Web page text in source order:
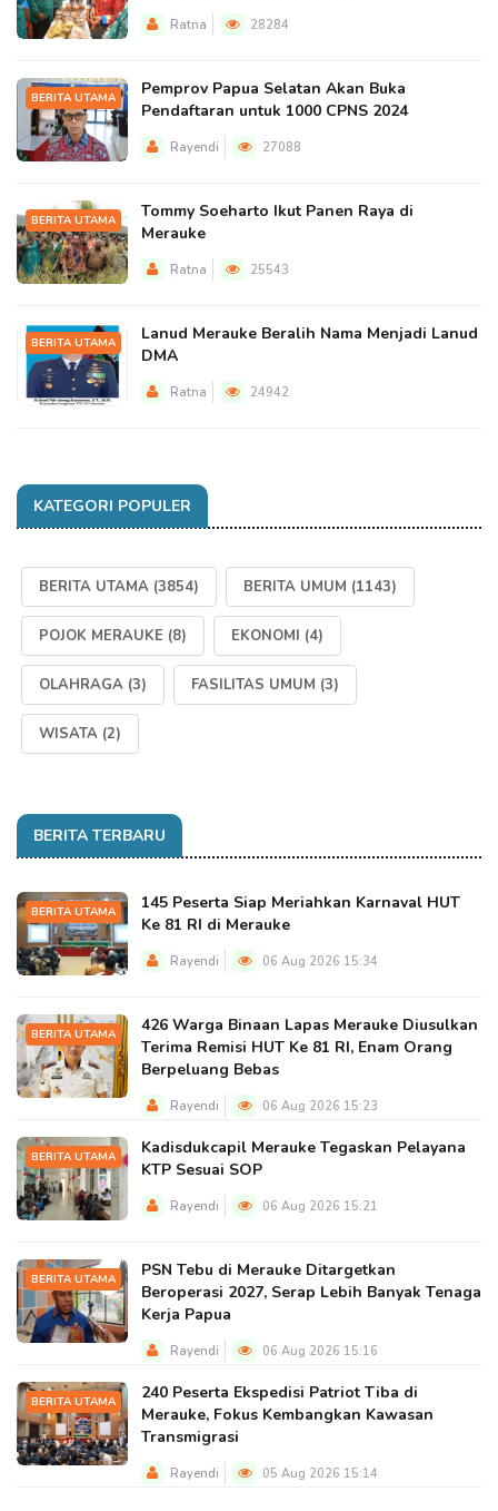
Ratna 28284
BERITA UTAMA
Pemprov Papua Selatan Akan Buka
Pendaftaran untuk 1000 CPNS 2024
Rayendi 27088
BERITA UTAMA
Tommy Soeharto Ikut Panen Raya di
Merauke
Ratna 25543
BERITA UTAMA
Lanud Merauke Beralih Nama Menjadi Lanud
DMA
Ratna 24942
KATEGORI POPULER
BERITA UTAMA (3854) BERITA UMUM (1143)
POJOK MERAUKE (8) EKONOMI (4)
OLAHRAGA (3) FASILITAS UMUM (3)
WISATA (2)
BERITA TERBARU
BERITA UTAMA
145 Peserta Siap Meriahkan Karnaval HUT
Ke 81 RI di Merauke
Rayendi 06 Aug 2026 15:34
BERITA UTAMA
426 Warga Binaan Lapas Merauke Diusulkan
Terima Remisi HUT Ke 81 RI, Enam Orang
Berpeluang Bebas
Rayendi 06 Aug 2026 15:23
BERITA UTAMA
Kadisdukcapil Merauke Tegaskan Pelayana
KTP Sesuai SOP
Rayendi 06 Aug 2026 15:21
BERITA UTAMA
PSN Tebu di Merauke Ditargetkan
Beroperasi 2027, Serap Lebih Banyak Tenaga
Kerja Papua
Rayendi 06 Aug 2026 15:16
BERITA UTAMA
240 Peserta Ekspedisi Patriot Tiba di
Merauke, Fokus Kembangkan Kawasan
Transmigrasi
Rayendi 05 Aug 2026 15:14